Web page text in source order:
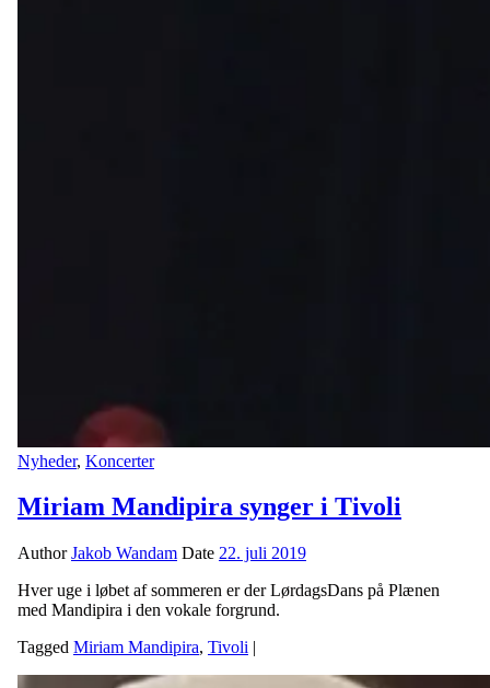
Nyheder, Koncerter
Miriam Mandipira synger i Tivoli
AuthorJakob Wandam Date 22. juli 2019
Hver uge i løbet af sommeren er der LørdagsDans på Plænen
med Mandipira i den vokale forgrund.
Tagged Miriam Mandipira, Tivoli |